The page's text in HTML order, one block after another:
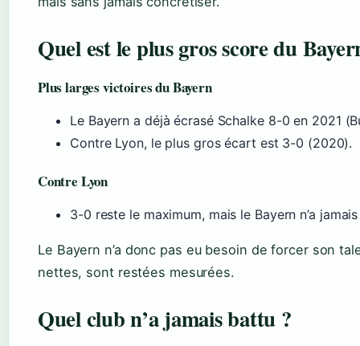
Quel est le plus gros score du
Plus larges victoires du Bayern
Le Bayern a déjà écrasé Schalke 8-0 en 2021
Contre Lyon, le plus gros écart est 3-0 (2020).
Contre Lyon
3-0 reste le maximum, mais le Bayern n’a
Le Bayern n’a donc pas eu besoin de forcer son
nettes, sont restées mesurées.
Quel club n’a jamais battu ?